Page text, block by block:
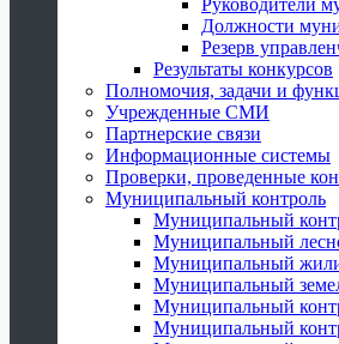
Руководители
Должности
Резерв
Результаты конкурсов
Полномочия, задачи и
Учрежденные СМИ
Партнерские связи
Информационные системы
Проверки, проведенные
Муниципальный контроль
Муниципальный
Муниципальный
Муниципальный
Муниципальный
Муниципальный
Муниципальный